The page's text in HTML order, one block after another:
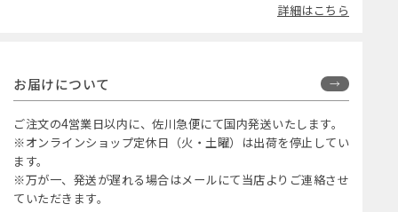
詳細はこちら
お届けについて
ご注文の4営業日以内に、佐川急便にて国内発送いたします。
※オンラインショップ定休日（火・土曜）は出荷を停止してい
ます。
※万が一、発送が遅れる場合はメールにて当店よりご連絡させ
ていただきます。